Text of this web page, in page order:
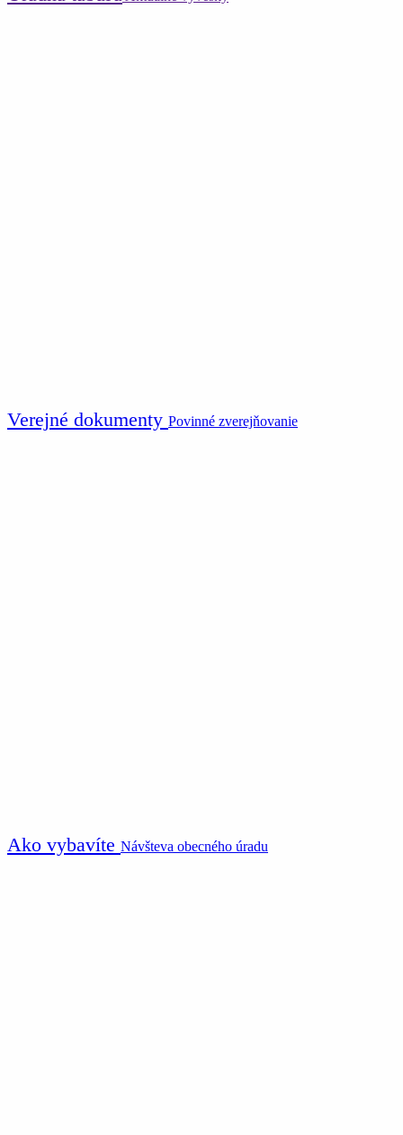
Verejné dokumenty Povinné zverejňovanie
Ako vybavíte Návšteva obecného úradu